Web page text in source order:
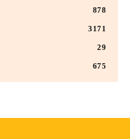
878
3171
29
675